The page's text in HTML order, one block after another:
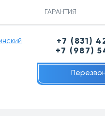
ГАРАНТИЯ
+7 (831)
+7 (987)